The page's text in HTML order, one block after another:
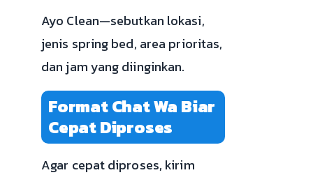
Ayo Clean—sebutkan lokasi,
jenis spring bed, area prioritas,
dan jam yang diinginkan.
Format Chat Wa Biar
Cepat Diproses
Agar cepat diproses, kirim